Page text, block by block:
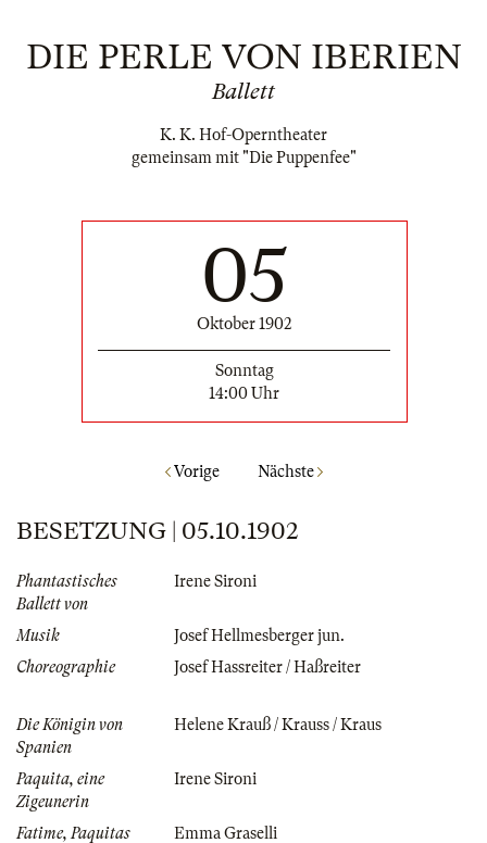
DIE PERLE VON IBERIEN
Ballett
K. K. Hof-Operntheater
gemeinsam mit "Die Puppenfee"
05
Oktober 1902
Sonntag
14:00 Uhr
Vorige Nächste
BESETZUNG | 05.10.1902
Phantastisches
Ballett von
Irene Sironi
Musik
Josef Hellmesberger jun.
Choreographie
Josef Hassreiter / Haßreiter
Die Königin von
Spanien
Helene Krauß / Krauss / Kraus
Paquita, eine
Zigeunerin
Irene Sironi
Fatime, Paquitas
Emma Graselli